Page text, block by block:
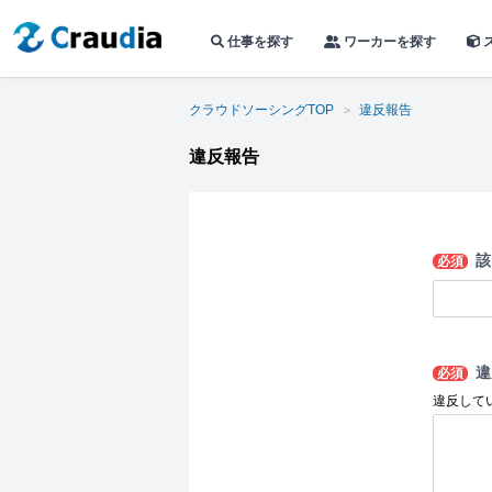
仕事を探す ワーカーを探す
クラウドソーシングTOP 違反報告
違反報告
必須
必須
違反して